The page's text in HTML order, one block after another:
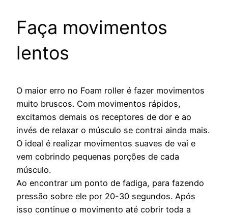
Faça movimentos
lentos
O maior erro no Foam roller é fazer movimentos
muito bruscos. Com movimentos rápidos,
excitamos demais os receptores de dor e ao
invés de relaxar o músculo se contrai ainda mais.
O ideal é realizar movimentos suaves de vai e
vem cobrindo pequenas porções de cada
músculo.
Ao encontrar um ponto de fadiga, para fazendo
pressão sobre ele por 20-30 segundos. Após
isso continue o movimento até cobrir toda a